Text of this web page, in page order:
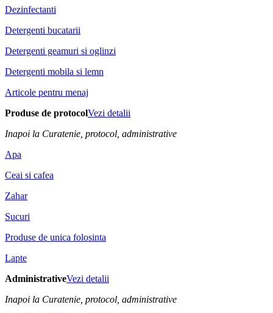
Dezinfectanti
Detergenti bucatarii
Detergenti geamuri si oglinzi
Detergenti mobila si lemn
Articole pentru menaj
Produse de protocolVezi detalii
Inapoi la Curatenie, protocol, administrative
Apa
Ceai si cafea
Zahar
Sucuri
Produse de unica folosinta
Lapte
AdministrativeVezi detalii
Inapoi la Curatenie, protocol, administrative